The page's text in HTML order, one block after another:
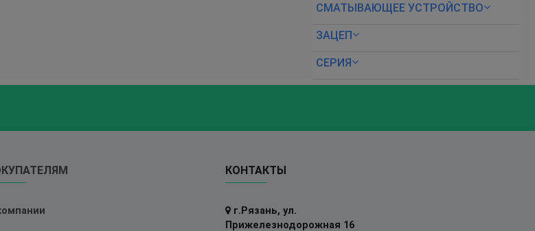
СМАТЫВАЮЩЕЕ УСТРОЙСТВО
ЗАЦЕП
СЕРИЯ
КОНТАКТЫ
г.Рязань, ул.
Прижелезнодорожная 16